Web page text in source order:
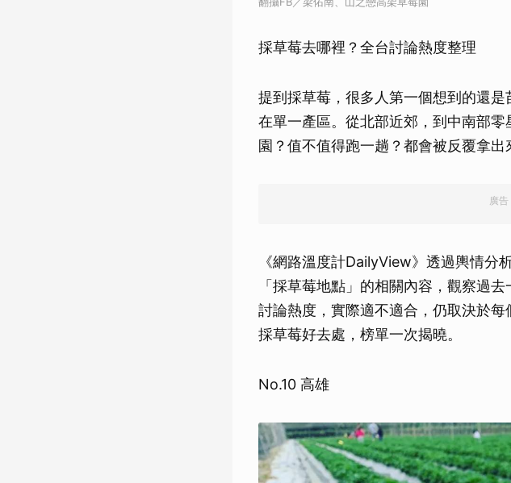
採草莓去哪裡？全台討論熱度整理
提到採草莓，很多人第一個想到的還
在單一產區。從北部近郊，到中南部
園？值不值得跑一趟？都會被反覆拿出
廣告
《網路溫度計DailyView》透過輿情分
「採草莓地點」的相關內容，觀察過
討論熱度，實際適不適合，仍取決於
採草莓好去處，榜單一次揭曉。
No.10 高雄